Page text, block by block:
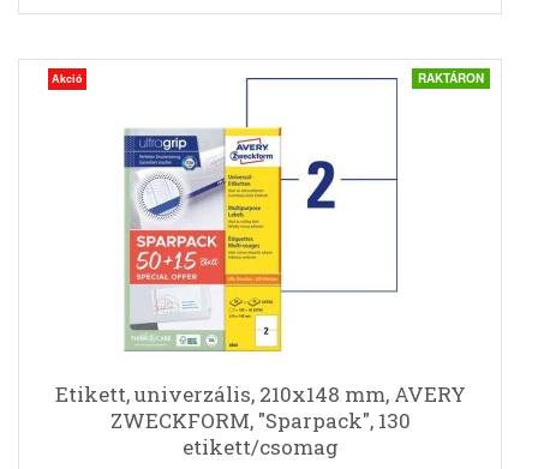
Akció RAKTÁRON
Etikett, univerzális, 210x148 mm, AVERY
ZWECKFORM, "Sparpack", 130
etikett/csomag